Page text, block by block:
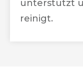
unterstützt
reinigt.